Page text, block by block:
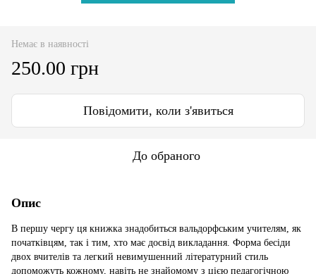
Немає в наявності
250.00 грн
Повідомити, коли з'явиться
До обраного
Опис
В першу чергу ця книжка знадобиться вальдорфським учителям, як
початківцям, так і тим, хто має досвід викладання. Форма бесіди
двох вчителів та легкий невимушенний літературний стиль
допоможуть кожному, навіть не знайомому з цією педагогічною